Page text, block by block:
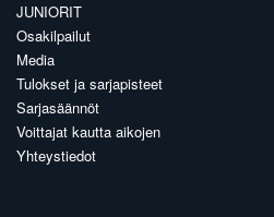
JUNIORIT
Osakilpailut
Media
Tulokset ja sarjapisteet
Sarjasäännöt
Voittajat kautta aikojen
Yhteystiedot